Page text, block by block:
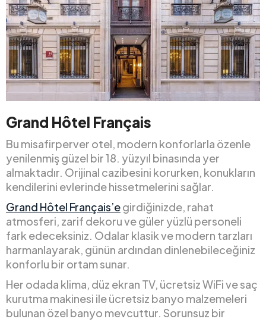
Grand Hôtel Français
Bu misafirperver otel, modern konforlarla özenle
yenilenmiş güzel bir 18. yüzyıl binasında yer
almaktadır. Orijinal cazibesini korurken, konukların
kendilerini evlerinde hissetmelerini sağlar.
Grand Hôtel Français’egirdiğinizde, rahat
atmosferi, zarif dekoru ve güler yüzlü personeli
fark edeceksiniz. Odalar klasik ve modern tarzları
harmanlayarak, günün ardından dinlenebileceğiniz
konforlu bir ortam sunar.
Her odada klima, düz ekran TV, ücretsiz WiFi ve saç
kurutma makinesi ile ücretsiz banyo malzemeleri
bulunan özel banyo mevcuttur. Sorunsuz bir